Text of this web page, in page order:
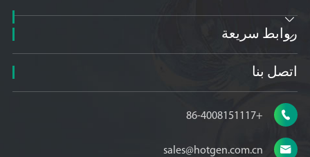

روابط سريعة

اتصل بنا

+86-4008151117

sales@hotgen.com.cn